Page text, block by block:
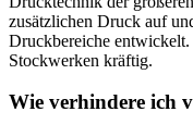
zusätzlichen Druck auf
Druckbereiche
Stockwerken kräftig.
Wie verhindere ich